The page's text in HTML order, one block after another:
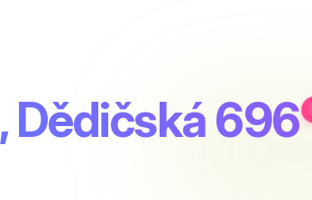
, Dědičská 696